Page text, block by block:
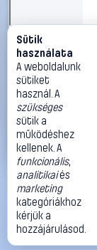
#103437
TOOLCRAFT
103437
TOOLCRAFT
16 990 Ft
Kosárba
«
Méret:
©2026
ThermoScope
ÁSZF
Sütik
használata
A weboldalunk
sütiket
használ. A
szükséges
sütik a
működéshez
kellenek. A
funkcionális,
analitikaiés
marketing
kategóriákhoz
kérjük a
hozzájárulásod.